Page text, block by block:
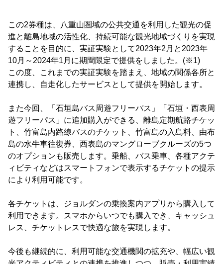
この2券種は、八重山圏域の公共交通を利用した観光の促
進と離島地域の活性化、持続可能な観光地域づくりを実現
することを目的に、実証実験として2023年2月と2023年
10月～2024年1月に期間限定で提供をしました。(※1)
この度、これまでの実証実験を踏まえ、地域の関係各所と
連携し、自走化したサービスとして提供を開始します。
また今回、「石垣島バス周遊フリーパス」「石垣・西表周
遊フリーパス」に追加購入ができる、離島定期航路チケッ
ト、竹富島内路線バスのチケット、竹富島の入島料、由布
島の水牛車往復券、西表島のマングローブクルーズの5つ
のオプションも販売します。乗船、バス乗車、各種アクテ
ィビティなどはスマートフォンで表示するチケットの提示
により利用可能です。
各チケットは、ジョルダンの乗換案内アプリから購入して
利用できます。スマホからいつでも購入でき、キャッシュ
レス、チケットレスで快適な旅を実現します。
今後も継続的に、利用可能な交通機関の拡充や、幅広い観